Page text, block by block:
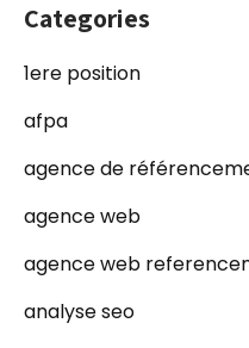
Categories
1ere position
afpa
agence de
agence web
agence web
analyse seo